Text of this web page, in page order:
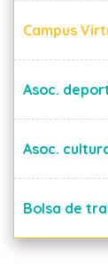
Campus
Asoc.
Asoc.
Bolsa de